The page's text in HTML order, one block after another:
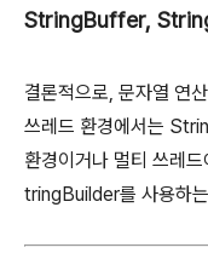
StringBuffer,
결론적으로, 문자열 연
쓰레드 환경에서는
환경이거나 멀티 쓰레
tringBuilder를 사용하